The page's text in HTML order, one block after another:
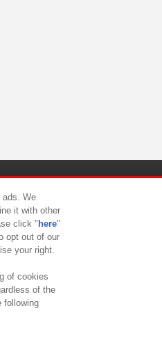
ント対応方針
ads. We
it with other
click " here"
opt out of our
your right.
of cookies
of the
following